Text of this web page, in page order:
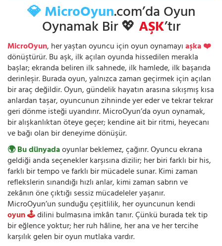
💎 MicroOyun.com’da Oyun
Oynamak Bir 💖AŞK’tır
MicroOyun, her yaştan oyuncu için oyun oynamayıaşka ❤️
dönüştürür. Bu aşk, ilk açılan oyunda hissedilen merakla
başlar; ekranda beliren ilk sahnede, ilk hamlede, ilk başarıda
derinleşir. Burada oyun, yalnızca zaman geçirmek için açılan
bir araç değildir. Oyun, gündelik hayatın arasına sıkışmış kısa
anlardan taşar, oyuncunun zihninde yer eder ve tekrar tekrar
geri dönme isteği uyandırır. MicroOyun’da oyun oynamak,
bir alışkanlıktan öteye geçer; kendine ait bir ritmi, heyecanı
ve bağı olan bir deneyime dönüşür.
🌍 Bu dünyadaoyunlar beklemez, çağırır. Oyuncu ekrana
geldiği anda seçenekler karşısına dizilir; her biri farklı bir his,
farklı bir tempo ve farklı bir mücadele sunar. Kimi zaman
reflekslerin sınandığı hızlı anlar, kimi zaman sabrın ve
zekânın öne çıktığı sessiz mücadeleler yaşanır.
MicroOyun’un sunduğu çeşitlilik, her oyuncunun kendi
oyun 🕹️dilini bulmasına imkân tanır. Çünkü burada tek tip
bir eğlence yoktur; her ruh hâline, her ana ve her tercihe
karşılık gelen bir oyun mutlaka vardır.